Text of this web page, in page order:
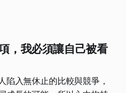
，我必須讓自己被看
陷入無休止的比較與競爭，